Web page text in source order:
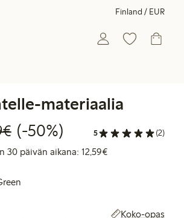
Finland / EUR
materiaalia
hinta: 8,99 €
Normaalihinta: 17,99 €
50% alennus
(-50%) 5 (2)
30 päivän aikana: 12,59€Alin hinta
Koko-opas